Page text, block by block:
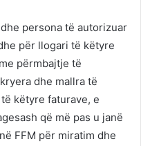
persona të autorizuar
për llogari të këtyre
përmbajtje të
dhe mallra të
këtyre faturave, e
që më pas u janë
FFM për miratim dhe